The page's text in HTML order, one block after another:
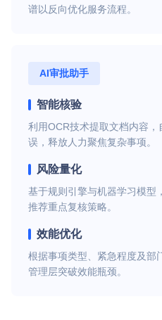
谱以反向优化服务流程。
AI审批助手
智能核验
利用OCR技术提取文档内容
误，释放人力聚焦复杂事项。
风险量化
基于规则引擎与机器学习模型
推荐重点复核策略。
效能优化
根据事项类型、紧急程度及部
管理层突破效能瓶颈。